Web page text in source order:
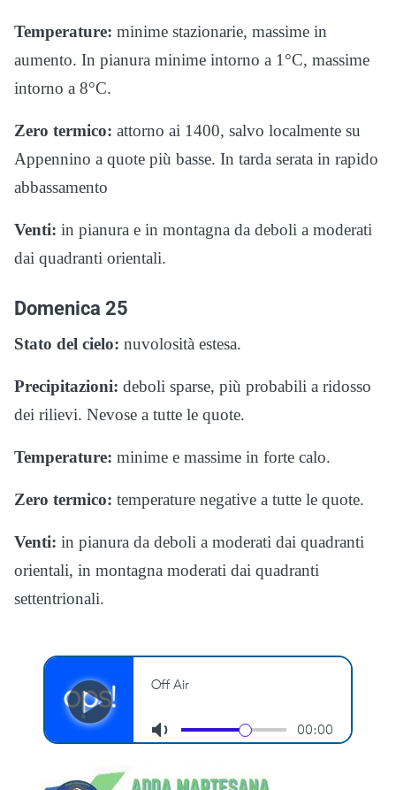
Temperature: minime stazionarie, massime in
aumento. In pianura minime intorno a 1°C, massime
intorno a 8°C.
Zero termico: attorno ai 1400, salvo localmente su
Appennino a quote più basse. In tarda serata in rapido
abbassamento
Venti: in pianura e in montagna da deboli a moderati
dai quadranti orientali.
Domenica 25
Stato del cielo: nuvolosità estesa.
Precipitazioni: deboli sparse, più probabili a ridosso
dei rilievi. Nevose a tutte le quote.
Temperature: minime e massime in forte calo.
Zero termico: temperature negative a tutte le quote.
Venti: in pianura da deboli a moderati dai quadranti
orientali, in montagna moderati dai quadranti
settentrionali.